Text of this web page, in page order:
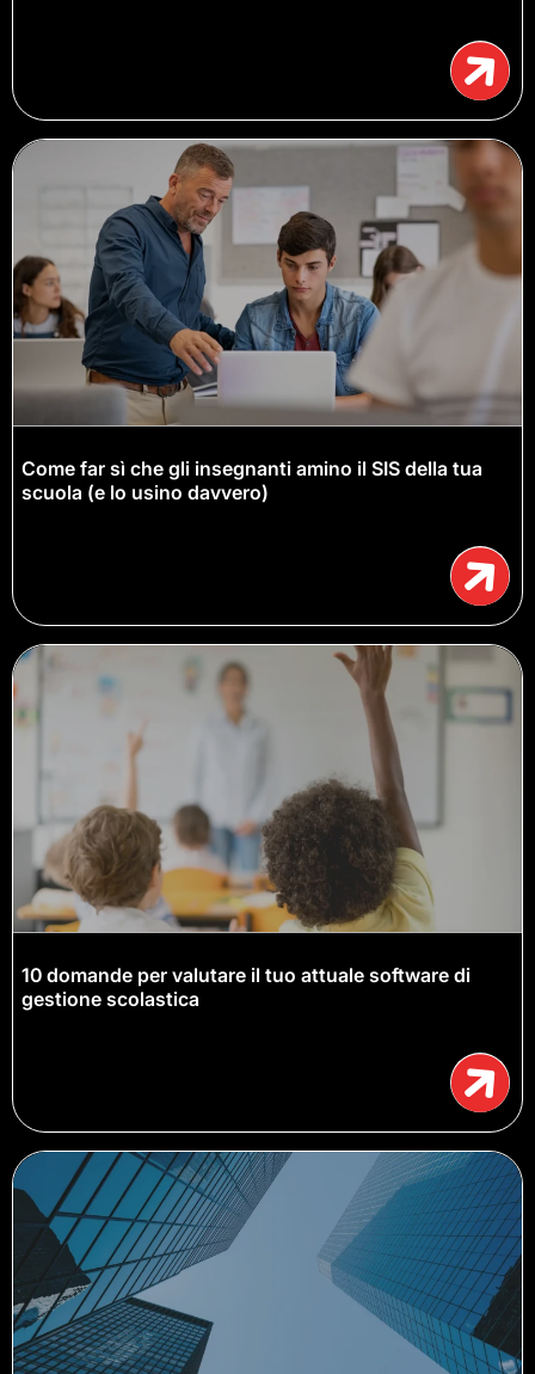
Come far sì che gli insegnanti amino il SIS della tua
scuola (e lo usino davvero)
10 domande per valutare il tuo attuale software di
gestione scolastica